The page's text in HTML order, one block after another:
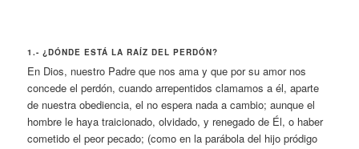
1.- ¿DÓNDE ESTÁ LA RAÍZ DEL PERDÓN?
En Dios, nuestro Padre que nos ama y que por su amor nos
concede el perdón, cuando arrepentidos clamamos a él, aparte
de nuestra obediencia, el no espera nada a cambio; aunque el
hombre le haya traicionado, olvidado, y renegado de Él, o haber
cometido el peor pecado; (como en la parábola del hijo pródigo